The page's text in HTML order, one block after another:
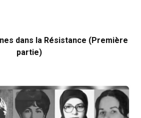
dans la Résistance (Première
partie)